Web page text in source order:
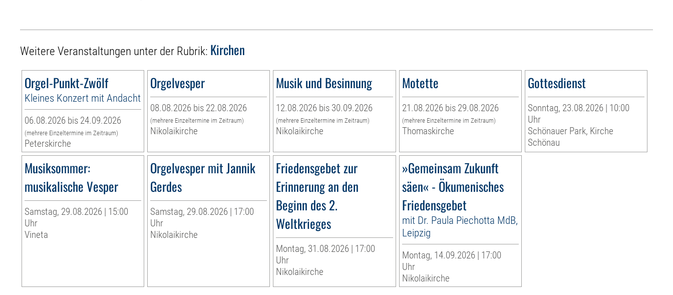
Weitere Veranstaltungen unter der Rubrik: Kirchen
Orgel-Punkt-Zwölf
Kleines Konzert mit Andacht
06.08.2026 bis 24.09.2026
(mehrere Einzeltermine im Zeitraum)
Peterskirche
Orgelvesper
08.08.2026 bis 22.08.2026
(mehrere Einzeltermine im Zeitraum)
Nikolaikirche
Musik und Besinnung
12.08.2026 bis 30.09.2026
(mehrere Einzeltermine im Zeitraum)
Nikolaikirche
Motette
21.08.2026 bis 29.08.2026
(mehrere Einzeltermine im Zeitraum)
Thomaskirche
Gottesdienst
Sonntag, 23.08.2026 | 10:00
Uhr
Schönauer Park, Kirche
Schönau
Musiksommer:
musikalische Vesper
Samstag, 29.08.2026 | 15:00
Uhr
Vineta
Orgelvesper mit Jannik
Gerdes
Samstag, 29.08.2026 | 17:00
Uhr
Nikolaikirche
Friedensgebet zur
Erinnerung an den
Beginn des 2.
Weltkrieges
Montag, 31.08.2026 | 17:00
Uhr
Nikolaikirche
»Gemeinsam Zukunft
säen« - Ökumenisches
Friedensgebet
mit Dr. Paula Piechotta MdB,
Leipzig
Montag, 14.09.2026 | 17:00
Uhr
Nikolaikirche